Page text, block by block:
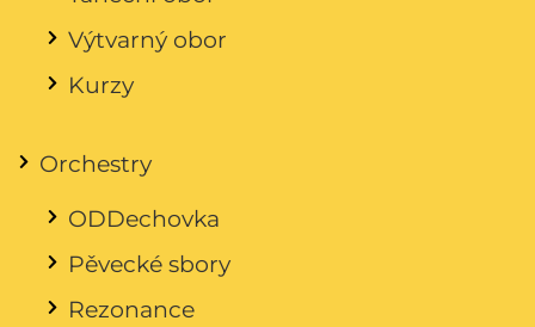
Výtvarný obor
Kurzy
Orchestry
ODDechovka
Pěvecké sbory
Rezonance